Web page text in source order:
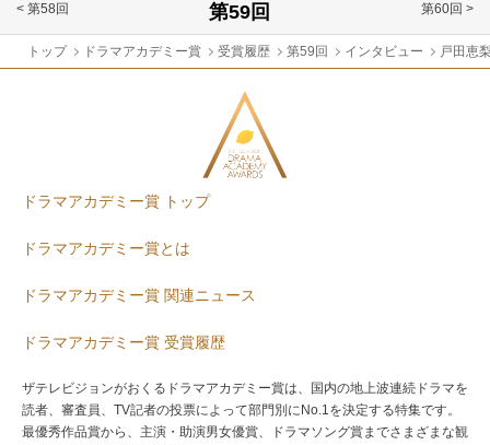
< 第58回 第60回 >
トップ ドラマアカデミー賞 受賞履歴 第59回 インタビュー 戸田恵
ドラマアカデミー賞 トップ
ドラマアカデミー賞とは
ドラマアカデミー賞 関連ニュース
ドラマアカデミー賞 受賞履歴
ザテレビジョンがおくるドラマアカデミー賞は、国内の地上波連続ドラマを
読者、審査員、TV記者の投票によって部門別にNo.1を決定する特集です。
最優秀作品賞から、主演・助演男女優賞、ドラマソング賞までさまざまな観